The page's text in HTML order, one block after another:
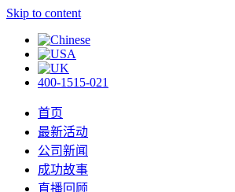
Skip to content
400-1515-021
首页
最新活动
公司新闻
成功故事
直播回顾